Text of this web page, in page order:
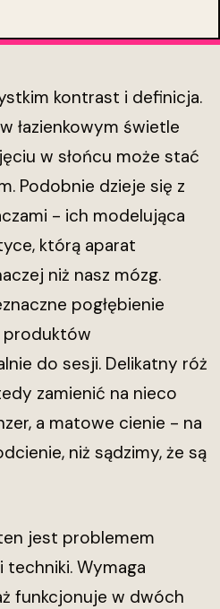
kontrast i definicja.
łazienkowym świetle
w słońcu może stać
Podobnie dzieje się z
- ich modelująca
którą aparat
niż nasz mózg.
pogłębienie
do sesji. Delikatny róż
zamienić na nieco
a matowe cienie - na
niż sądzimy, że są
jest problemem
Wymaga
funkcjonuje w dwóch